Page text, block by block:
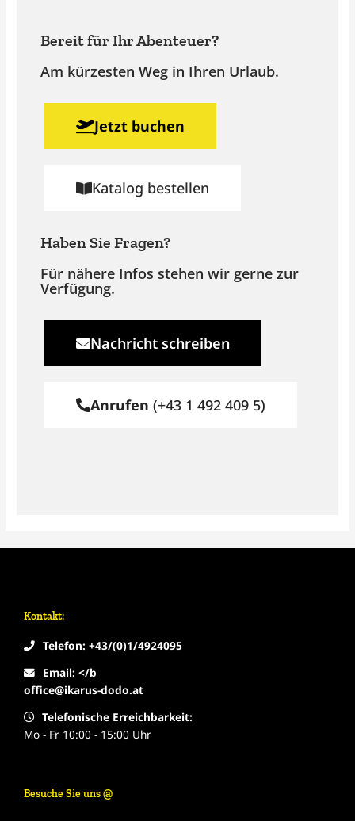
Bereit für Ihr Abenteuer?
Am kürzesten Weg in Ihren Urlaub.
Jetzt buchen
Katalog bestellen
Haben Sie Fragen?
Für nähere Infos stehen wir gerne zur
Verfügung.
Nachricht schreiben
Anrufen (+43 1 492 409 5)
Kontakt:
Telefon: +43/(0)1/4924095
Email: </b
office@ikarus-dodo.at
Telefonische Erreichbarkeit:
Mo - Fr 10:00 - 15:00 Uhr
Besuche Sie uns @